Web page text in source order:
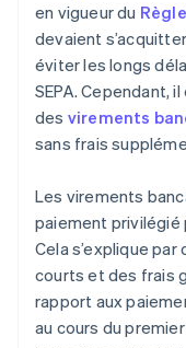
en vigueur du
devaient
éviter les longs
SEPA. Cependant,
des virements
sans frais
Les virements
paiement privilégié
Cela s’explique
courts et des frais
rapport aux
au cours du